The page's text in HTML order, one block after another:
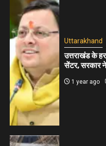
Uttarakhand
उत्तराखंड के
सेंटर, सरकार
1 year ago